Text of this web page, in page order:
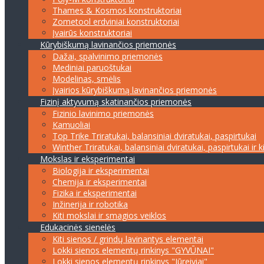
Thames & Kosmos konstruktoriai
Zometool erdviniai konstruktoriai
Įvairūs konstruktoriai
Kūrybiškumą lavinančios priemonės
Dažai, spalvinimo priemonės
Mediniai paruoštukai
Modelinas, smėlis
Įvairios kūrybiškumą lavinančios priemonės
Fizinį aktyvumą skatinančios priemonės
Fizinio lavinimo priemonės
Kamuoliai
Top Trike Triratukai, balansiniai dviratukai, paspirtukai
Winther Triratukai, balansiniai dviratukai, paspirtukai ir
Mokslas ir eksperimentai
Biologija ir eksperimentai
Chemija ir eksperimentai
Fizika ir eksperimentai
Inžinerija ir robotika
Kiti mokslai ir smagios veiklos
Edukacinės sienelės
Kiti sienos / grindų lavinantys elementai
Lokki sienos elementų rinkinys "GYVŪNAI"
Lokki sienos elementų rinkinys "Jūreiviai"